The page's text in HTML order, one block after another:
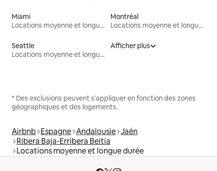
Miami
Locations moyenne et longue durée
Montréal
Locations moyenne et longue durée
Seattle
Locations moyenne et longue durée
Afficher plus
* Des exclusions peuvent s'appliquer en fonction des zones
géographiques et des logements.
Airbnb Espagne Andalousie Jaén
Ribera Baja-Erribera Beitia
Locations moyenne et longue durée